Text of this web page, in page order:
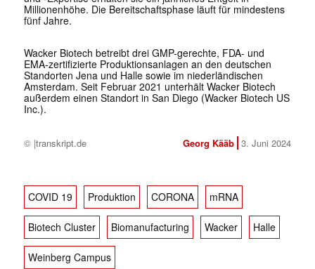
Millionenhöhe. Die Bereitschaftsphase läuft für mindestens
fünf Jahre.
Wacker Biotech betreibt drei GMP-gerechte, FDA- und
EMA-zertifizierte Produktionsanlagen an den deutschen
Standorten Jena und Halle sowie im niederländischen
Amsterdam. Seit Februar 2021 unterhält Wacker Biotech
außerdem einen Standort in San Diego (Wacker Biotech US
Inc.).
© |transkript.de Georg Kääb 3. Juni 2024
COVID 19 Produktion CORONA mRNA
Biotech Cluster Biomanufacturing Wacker Halle
Weinberg Campus